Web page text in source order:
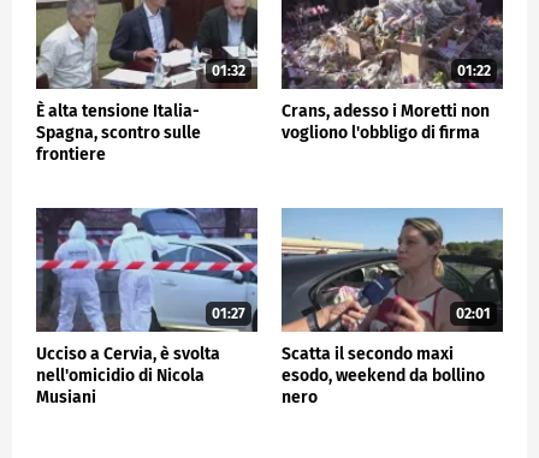
01:32
È alta tensione Italia-
Spagna, scontro sulle
frontiere
01:22
Crans, adesso i Moretti non
vogliono l'obbligo di firma
01:27
Ucciso a Cervia, è svolta
nell'omicidio di Nicola
Musiani
02:01
Scatta il secondo maxi
esodo, weekend da bollino
nero